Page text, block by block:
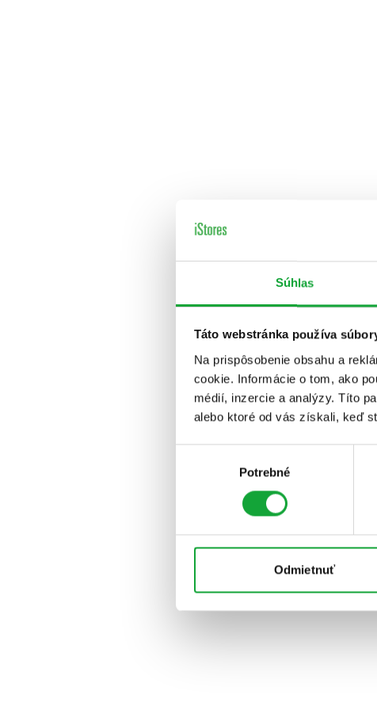
Súhlas
Táto webstránka používa
Na prispôsobenie obsahu a
cookie. Informácie o tom, ako
médií, inzercie a analýzy. Títo
alebo ktoré od vás získali, keď
Potrebné
Odmietnuť